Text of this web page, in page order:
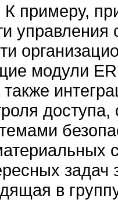
К примеру,
управления
модули
также
задач
в